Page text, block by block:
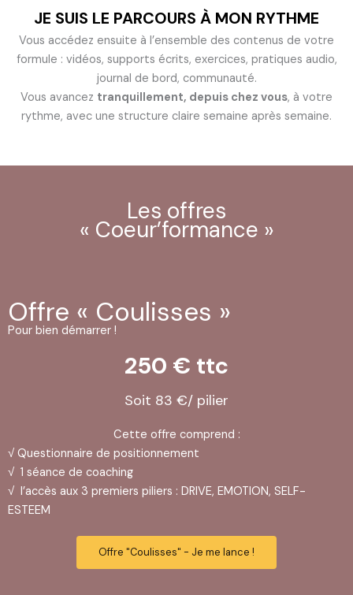
JE SUIS LE PARCOURS À MON RYTHME
Vous accédez ensuite à l’ensemble des contenus de votre
formule : vidéos, supports écrits, exercices, pratiques audio,
journal de bord, communauté.
Vous avancez tranquillement, depuis chez vous, à votre
rythme, avec une structure claire semaine après semaine.
Les offres
« Coeur’formance »
Offre « Coulisses »
Pour bien démarrer !
250 € ttc
Soit 83 €/ pilier
Cette offre comprend :
√ Questionnaire de positionnement
√ 1 séance de coaching
√ l’accès aux 3 premiers piliers : DRIVE, EMOTION, SELF-
ESTEEM
Offre "Coulisses" - Je me lance !